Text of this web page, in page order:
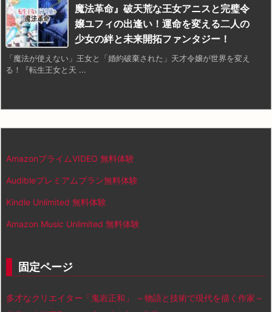
魔法革命』破天荒な王女アニスと完璧令
嬢ユフィの出逢い！運命を変える二人の
少女の絆と未来開拓ファンタジー！
「魔法が使えない」王女と「婚約破棄された」天才令嬢が世界を変え
る！『転生王女と天 ...
AmazonプライムVIDEO 無料体験
Audibleプレミアムプラン無料体験
Kindle Unlimited 無料体験
Amazon Music Unlimited 無料体験
固定ページ
多才なクリエイター「鬼岩正和」 ～物語と技術で現代を描く作家～